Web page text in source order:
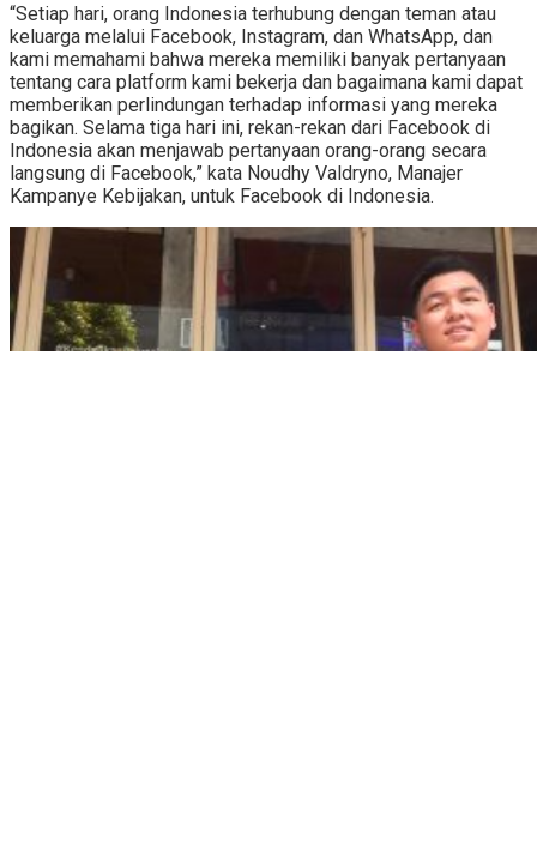
“Setiap hari, orang Indonesia terhubung dengan teman atau
keluarga melalui Facebook, Instagram, dan WhatsApp, dan
kami memahami bahwa mereka memiliki banyak pertanyaan
tentang cara platform kami bekerja dan bagaimana kami dapat
memberikan perlindungan terhadap informasi yang mereka
bagikan. Selama tiga hari ini, rekan-rekan dari Facebook di
Indonesia akan menjawab pertanyaan orang-orang secara
langsung di Facebook,” kata Noudhy Valdryno, Manajer
Kampanye Kebijakan, untuk Facebook di Indonesia.